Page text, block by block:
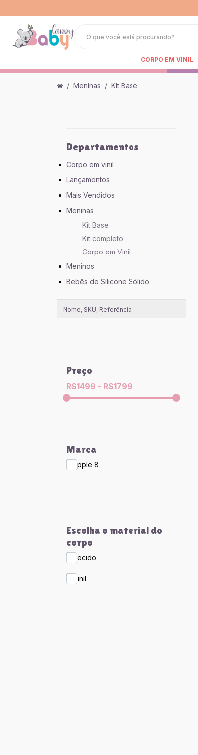
CORPO EM VINIL
Meninas Kit Base
Departamentos
Corpo em vinil
Lançamentos
Mais Vendidos
Meninas
Kit Base
Kit completo
Corpo em Vinil
Meninos
Bebês de Silicone Sólido
Preço
Marca
Apple 8
Escolha o material do
corpo
Tecido
Vinil